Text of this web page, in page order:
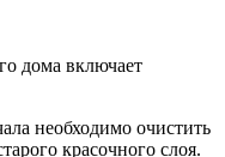
дома включает
необходимо очистить
красочного слоя.